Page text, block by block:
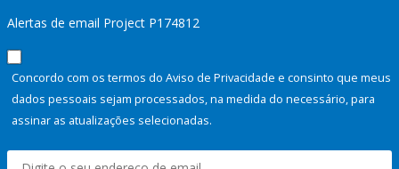
Alertas de email Project P174812
Concordo com os termos do Aviso de Privacidade e consinto que meus
dados pessoais sejam processados, na medida do necessário, para
assinar as atualizações selecionadas.